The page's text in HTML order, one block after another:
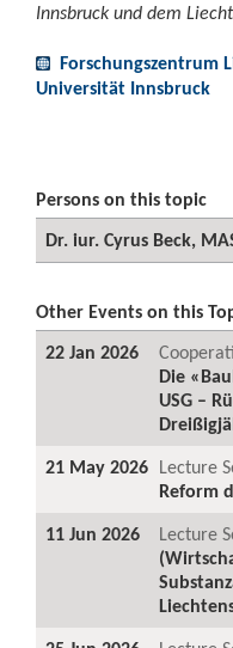
Innsbruck und dem
Forschungszentrum
Universität Innsbruck
Persons on this topic
Dr. iur. Cyrus Beck,
Other Events on this
22 Jan 2026
Die
USG –
21 May 2026 Lecture
Reform
11 Jun 2026
Lecture